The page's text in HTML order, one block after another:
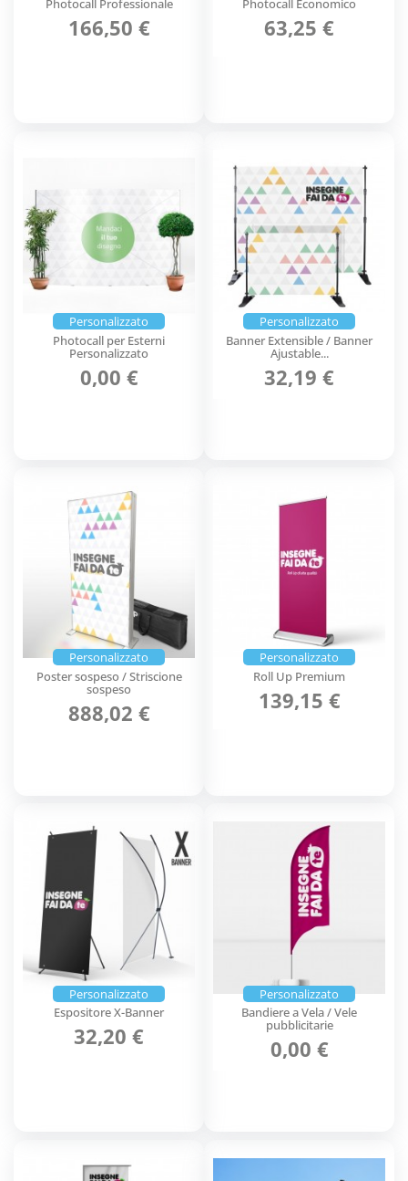
Photocall Professionale
166,50 €
Photocall Economico
63,25 €
Personalizzato
Photocall per Esterni
Personalizzato
0,00 €
Personalizzato
Banner Extensible / Banner
Ajustable...
32,19 €
Personalizzato
Poster sospeso / Striscione
sospeso
888,02 €
Personalizzato
Roll Up Premium
139,15 €
Personalizzato
Espositore X-Banner
32,20 €
Personalizzato
Bandiere a Vela / Vele
pubblicitarie
0,00 €